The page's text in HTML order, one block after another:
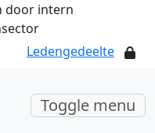
door intern
Ledengedeelte
Toggle menu